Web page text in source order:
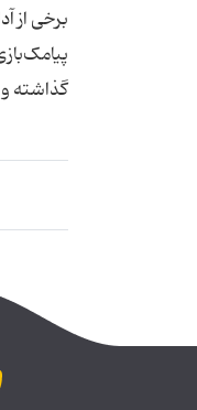
برخی از
گذاشته و